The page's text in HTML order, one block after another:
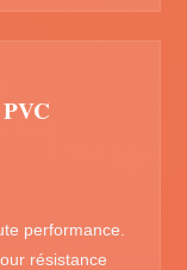
performance.
résistance